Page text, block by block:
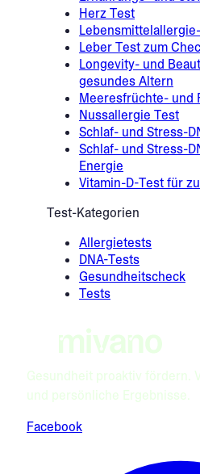
Herz Test
Leber Test zum
Longevity- und
gesundes Altern
Meeresfrüchte- und
Nussallergie Test
Schlaf- und Stress-
Schlaf- und Stress-
Energie
Vitamin-D-Test für
Test-Kategorien
Allergietests
DNA-Tests
Gesundheitscheck
Tests
Gesundheit proaktiv fördern.
und persönliche Ergebnisse.
Facebook